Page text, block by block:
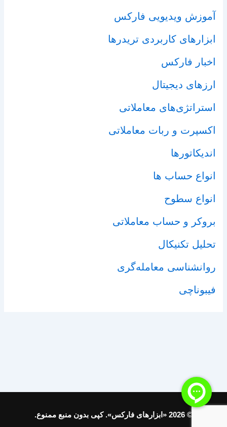
آموزش ویدیویی فارکس
ابزارهای کاربردی تریدرها
اخبار فارکس
ارزهای دیجیتال
استراتژی‌های معاملاتی
اکسپرت و ربات معاملاتی
اندیکاتورها
انواع حساب ها
انواع سطوح
بروکر و حساب معاملاتی
تحلیل تکنیکال
روانشناسی معامله‌گری
فیبوناچی
© 2026 «ابزارهای فارکس». کپی بدون منبع ممنوع.